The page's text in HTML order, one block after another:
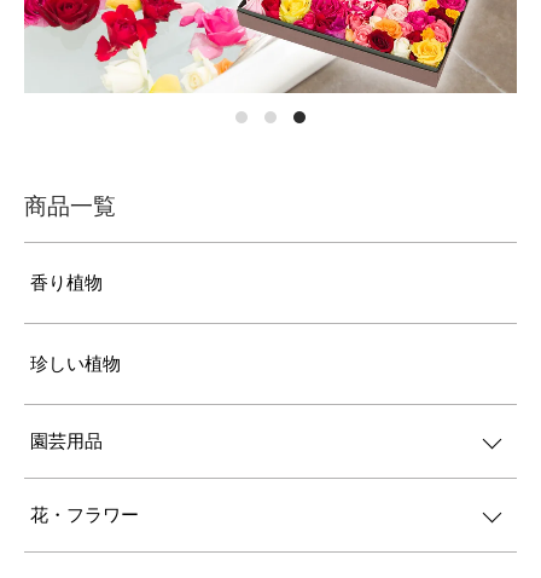
商品一覧
香り植物
珍しい植物
園芸用品
花・フラワー